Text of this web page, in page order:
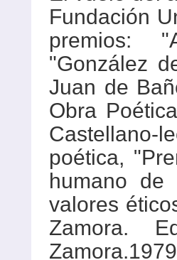
Fundación
premios:
"González
Juan de
Obra
poética,
humano
valores
Zamora.